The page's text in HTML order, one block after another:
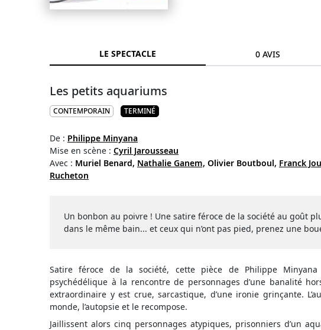
LE SPECTACLE 0 AVIS
Les petits aquariums
CONTEMPORAIN TERMINÉ
De : Philippe Minyana
Mise en scène : Cyril Jarousseau
Avec : Muriel Benard, Nathalie Ganem, Olivier Boutboul, Franck
Rucheton
Un bonbon au poivre ! Une satire féroce de la société au goût
dans le même bain... et ceux qui n’ont pas pied, prenez une
Satire féroce de la société, cette pièce de Philippe
psychédélique à la rencontre de personnages d’une banalité
extraordinaire y est crue, sarcastique, d’une ironie grinçante.
monde, l’autopsie et le recompose.
Jaillissent alors cinq personnages atypiques, prisonniers d’un